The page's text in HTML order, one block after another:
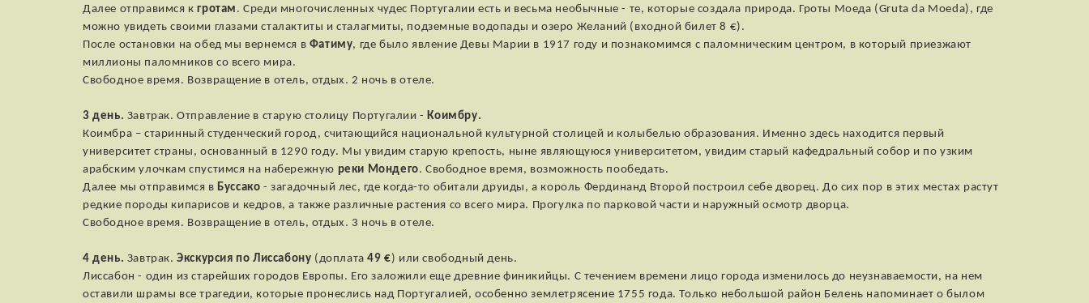
Далее отправимся кгротам. Среди многочисленных чудес Португалии есть и весьма необычные - те, которые создала природа. Гроты Моеда (Gruta da Moeda), где
можно увидеть своими глазами сталактиты и сталагмиты, подземные водопады и озеро Желаний (входной билет 8 €).
После остановки на обед мы вернемся в Фатиму, где было явление Девы Марии в 1917 году и познакомимся с паломническим центром, в который приезжают
миллионы паломников со всего мира.
Свободное время. Возвращение в отель, отдых. 2 ночь в отеле.
3 день. Завтрак. Отправление в старую столицу Португалии - Коимбру.
Коимбра – старинный студенческий город, считающийся национальной культурной столицей и колыбелью образования. Именно здесь находится первый
университет страны, основанный в 1290 году. Мы увидим старую крепость, ныне являющуюся университетом, увидим старый кафедральный собор и по узким
арабским улочкам спустимся на набережную реки Мондего. Свободное время, возможность пообедать.
Далее мы отправимся в Буссако - загадочный лес, где когда-то обитали друиды, а король Фердинанд Второй построил себе дворец. До сих пор в этих местах растут
редкие породы кипарисов и кедров, а также различные растения со всего мира. Прогулка по парковой части и наружный осмотр дворца.
Свободное время. Возвращение в отель, отдых. 3 ночь в отеле.
4 день. Завтрак.Экскурсия по Лиссабону (доплата49 €) или свободный день.
Лиссабон - один из старейших городов Европы. Его заложили еще древние финикийцы. С течением времени лицо города изменилось до неузнаваемости, на нем
оставили шрамы все трагедии, которые пронеслись над Португалией, особенно землетрясение 1755 года. Только небольшой район Белень напоминает о былом